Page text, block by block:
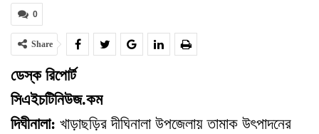
0
Share
ডেস্ক রিপোর্ট
সিএইচটিনিউজ.কম
দিঘীনালা: খাড়াছড়ির দীঘিনালা উপজেলায় তামাক উৎপাদনের